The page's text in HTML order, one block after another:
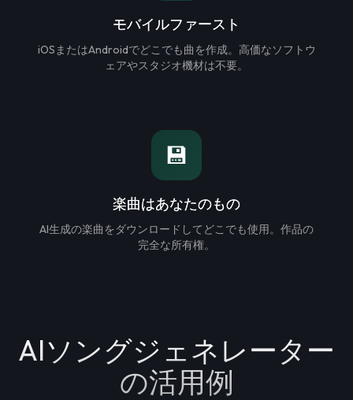
モバイルファースト
iOSまたはAndroidでどこでも曲を作成。高価なソフトウ
ェアやスタジオ機材は不要。
💾
楽曲はあなたのもの
AI生成の楽曲をダウンロードしてどこでも使用。作品の
完全な所有権。
AIソングジェネレーター
の活用例